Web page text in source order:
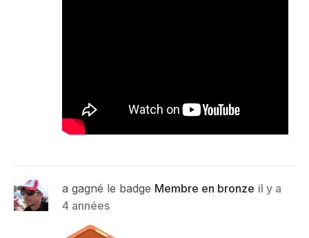
a gagné le badge Membre en bronze il y a
4 années